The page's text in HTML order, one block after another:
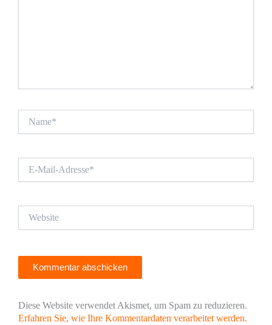
Mail-
Diese Website verwendet Akismet, um Spam zu reduzieren.
Erfahren Sie, wie Ihre Kommentardaten verarbeitet werden.